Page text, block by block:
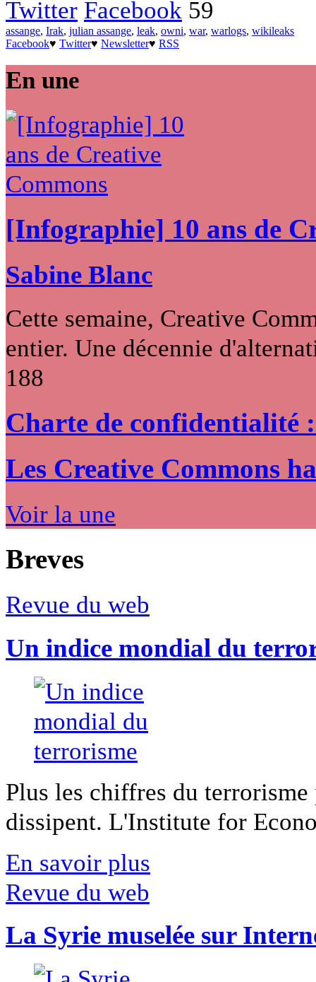
Twitter Facebook 59
assange, Irak, julian assange, leak, owni, war, warlogs, wikileaks
Facebook♥ Twitter♥ Newsletter♥ RSS
En une
[Infographie] 10 ans de
Sabine Blanc
Cette semaine, Creative
entier. Une décennie
188
Charte de confidentialité
Les Creative Commons
Voir la une
Breves
Revue du web
Un indice mondial du
Plus les chiffres du
dissipent. L'Institute for
En savoir plus
Revue du web
La Syrie muselée sur